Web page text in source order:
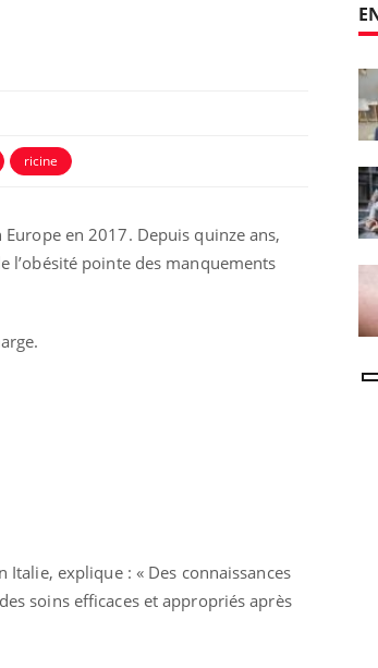
ricine
en 2017. Depuis quinze ans,
l’obésité pointe des manquements
Italie, explique : « Des connaissances
soins efficaces et appropriés après
Pourquoi manger moins de